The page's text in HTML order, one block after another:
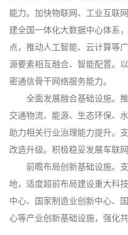
能力。加快物联网、工业互联
建全国一体化大数据中心体系
点，推动人工智能、云计算等
源要素相互融合、智能配置。
密通信骨干网络服务能力。
全面发展融合基础设施。
交通物流、能源、生态环保、
助力相关行业治理能力提升。
改造升级。积极稳妥发展车联网
前瞻布局创新基础设施。
地，适度超前布局建设重大科
中心、国家制造业创新中心、
心等产业创新基础设施，强化